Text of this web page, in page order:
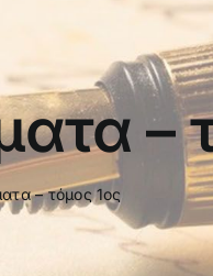
–
– τόμος 1ος